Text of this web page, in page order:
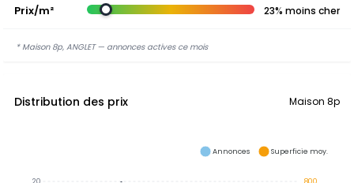
Prix/m² 23% moins cher
* Maison 8p, ANGLET — annonces actives ce mois
Distribution des prix Maison 8p
Annonces Superficie moy.